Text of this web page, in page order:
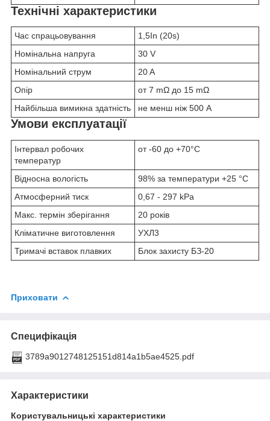
Технічні характеристики
Час спрацьовування
1,5In (20s)
Номінальна напруга
30 V
Номінальний струм
20 A
Опір
от 7 mΩ до 15 mΩ
Найбільша вимикна здатність
не менш ніж 500 А
Умови експлуатації
Інтервал робочих
температур
от -60 до +70°С
Відносна вологість
98% за температури +25 °C
Атмосферний тиск
0,67 - 297 kPa
Макс. термін зберігання
20 років
Кліматичне виготовлення
УХЛ3
Тримачі вставок плавких
Блок захисту БЗ-20
Приховати
Специфікація
3789a9012748125151d814a1b5ae4525.pdf
Характеристики
Користувальницькі характеристики